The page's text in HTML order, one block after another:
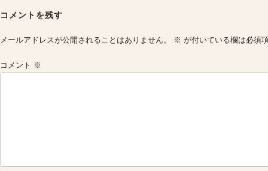
コメントを残す
メールアドレスが公開されることはありません。 ※ が付いている欄は必須
コメント ※